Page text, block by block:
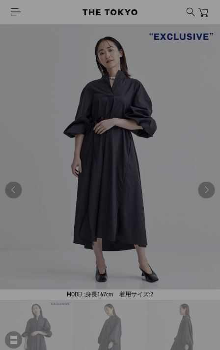
MODEL:身長167cm 着用サイズ:2